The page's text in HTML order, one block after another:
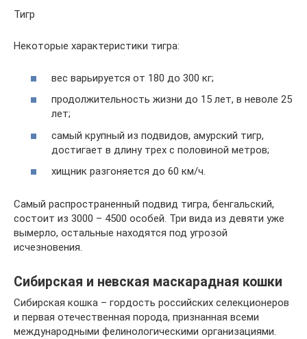
Тигр
Некоторые характеристики тигра:
вес варьируется от 180 до 300 кг;
продолжительность жизни до 15 лет, в неволе 25
лет;
самый крупный из подвидов, амурский тигр,
достигает в длину трех с половиной метров;
хищник разгоняется до 60 км/ч.
Самый распространенный подвид тигра, бенгальский,
состоит из 3000 – 4500 особей. Три вида из девяти уже
вымерло, остальные находятся под угрозой
исчезновения.
Сибирская и невская маскарадная кошки
Сибирская кошка – гордость российских селекционеров
и первая отечественная порода, признанная всеми
международными фелинологическими организациями.